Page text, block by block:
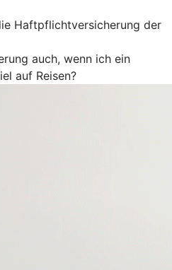
Haftpflichtversicherung der
auch, wenn ich ein
auf Reisen?